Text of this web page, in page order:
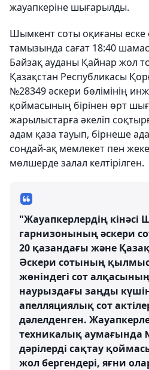
жауапкеріне шығарылды.
Шымкент соты оқиғаны
тамызында сағат 18:40
Байзақ ауданы Қайнар жол
Қазақстан Республикасы
№28349 әскери бөлімінің
қоймасының бірінен өрт
жарылыстарға әкеліп
адам қаза тауып, бірнеше
сондай-ақ мемлекет пен жеке
мөлшерде залал келтірілген.
"Жауапкерлердің
гарнизонының әскери
20 қазандағы және
Әскери сотының
жөніндегі сот
наурыздағы заңды
апелляциялық сот
дәлелденген.
техникалық аумағында
дәрілерді сақтау
жол бергендері, яғни